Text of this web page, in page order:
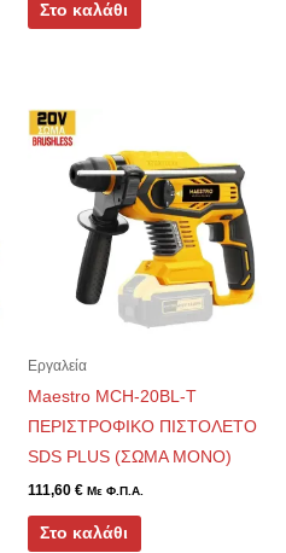
Στο καλάθι
Εργαλεία
Maestro MCH-20BL-Τ
ΠΕΡΙΣΤΡΟΦΙΚΟ ΠΙΣΤΟΛΕΤΟ
SDS PLUS (ΣΩΜΑ ΜΟΝΟ)
111,60 € Με Φ.Π.Α.
Στο καλάθι